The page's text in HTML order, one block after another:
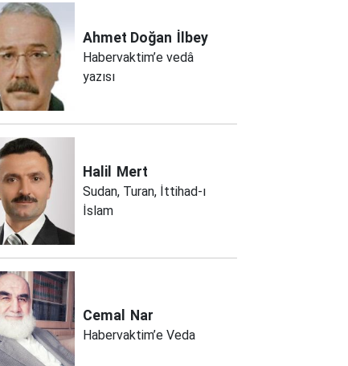
Ahmet Doğan İlbey
Habervaktim’e vedâ
yazısı
Halil Mert
Sudan, Turan, İttihad-ı
İslam
Cemal Nar
Habervaktim’e Veda